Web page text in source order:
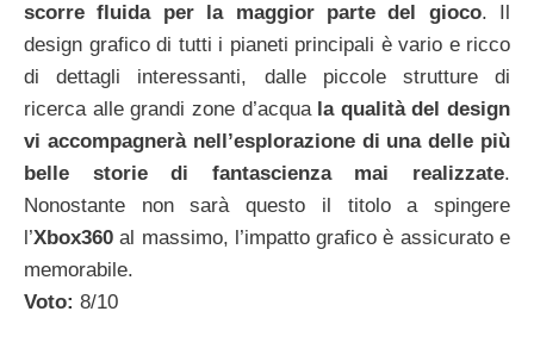
scorre fluida per la maggior parte del gioco. Il
design grafico di tutti i pianeti principali è vario e ricco
di dettagli interessanti, dalle piccole strutture di
ricerca alle grandi zone d’acqua la qualità del design
vi accompagnerà nell’esplorazione di una delle più
belle storie di fantascienza mai realizzate.
Nonostante non sarà questo il titolo a spingere
l’Xbox360 al massimo, l’impatto grafico è assicurato e
memorabile.
Voto: 8/10